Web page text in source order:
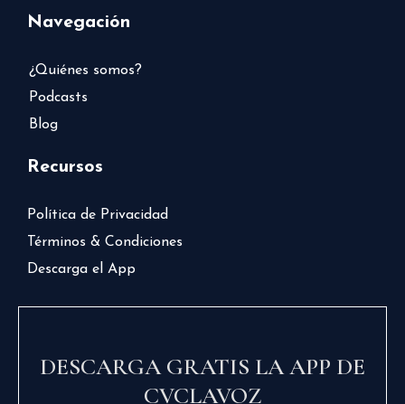
Navegación
¿Quiénes somos?
Podcasts
Blog
Recursos
Política de Privacidad
Términos & Condiciones
Descarga el App
DESCARGA GRATIS LA APP DE
CVCLAVOZ